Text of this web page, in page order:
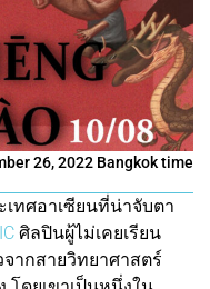
26, 2022 Bangkok time
ทศอาเซียนที่น่าจับตา
ศิลปินผู้ไม่เคยเรียน
ากสายวิทยาศาสตร์